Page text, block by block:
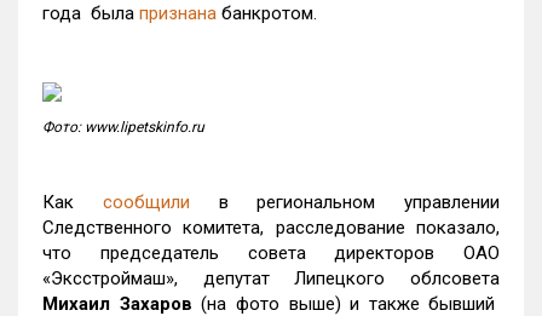
года была признана банкротом.
Фото: www.lipetskinfo.ru
Как сообщили в региональном управлении
Следственного комитета, расследование показало,
что председатель совета директоров ОАО
«Эксстроймаш», депутат Липецкого облсовета
Михаил Захаров (на фото выше) и также бывший